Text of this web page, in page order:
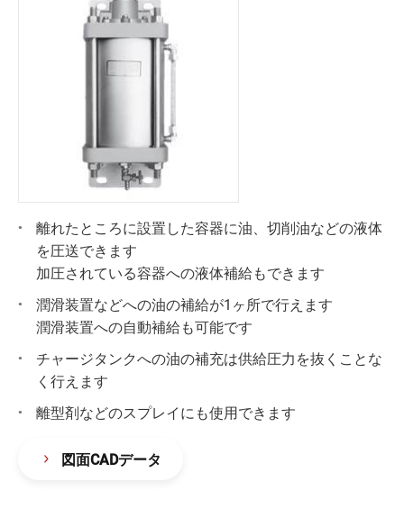
離れたところに設置した容器に油、切削油などの液体
を圧送できます
加圧されている容器への液体補給もできます
潤滑装置などへの油の補給が1ヶ所で行えます
潤滑装置への自動補給も可能です
チャージタンクへの油の補充は供給圧力を抜くことな
く行えます
離型剤などのスプレイにも使用できます
図面CADデータ